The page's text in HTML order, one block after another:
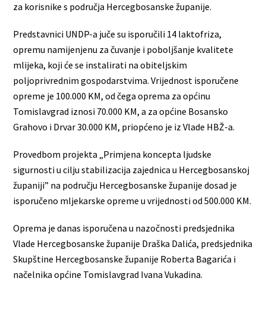
za korisnike s područja Hercegbosanske županije.
Predstavnici UNDP-a juče su isporučili 14 laktofriza,
opremu namijenjenu za čuvanje i poboljšanje kvalitete
mlijeka, koji će se instalirati na obiteljskim
poljoprivrednim gospodarstvima. Vrijednost isporučene
opreme je 100.000 KM, od čega oprema za općinu
Tomislavgrad iznosi 70.000 KM, a za općine Bosansko
Grahovo i Drvar 30.000 KM, priopćeno je iz Vlade HBŽ-a.
Provedbom projekta „Primjena koncepta ljudske
sigurnosti u cilju stabilizacija zajednica u Hercegbosanskoj
županiji” na području Hercegbosanske županije dosad je
isporučeno mljekarske opreme u vrijednosti od 500.000 KM.
Oprema je danas isporučena u nazočnosti predsjednika
Vlade Hercegbosanske županije Draška Dalića, predsjednika
Skupštine Hercegbosanske županije Roberta Bagarića i
načelnika općine Tomislavgrad Ivana Vukadina.